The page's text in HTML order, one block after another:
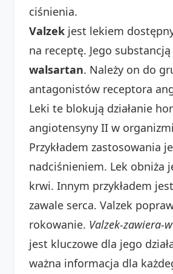
ciśnienia.
Valzek jest lekiem
na receptę. Jego
walsartan. Należy on do
antagonistów receptora
Leki te blokują działanie
angiotensyny II w
Przykładem zastosowania
nadciśnieniem. Lek obniża
krwi. Innym przykładem
zawale serca. Valzek
rokowanie. Valzek-zawiera-
jest kluczowe dla jego
ważna informacja dla